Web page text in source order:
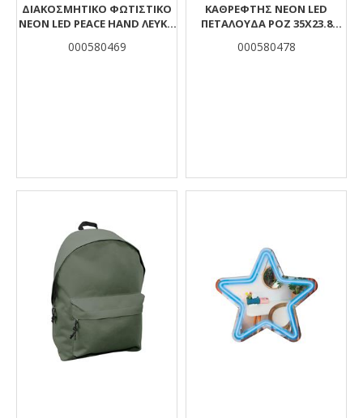
ΔΙΑΚΟΣΜΗΤΙΚΟ ΦΩΤΙΣΤΙΚΟ
NEON LED PEACE HAND ΛΕΥΚΟ
000580469
ΚΑΘΡΕΦΤΗΣ NEON LED
ΠΕΤΑΛΟΥΔΑ ΡΟΖ 35X23.8
000580478